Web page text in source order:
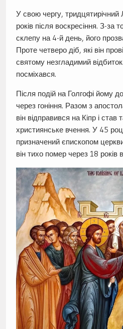
У свою чергу,
років після воскресіння. З-за
склепу на 4-й день, його
Проте четверо діб, які він
святому незгладимий
посміхався.
Після подій на Голгофі йому
через гоніння. Разом з
він відправився на Кіпр і став
християнське вчення. У 45
призначений єпископом
він тихо помер через 18 років